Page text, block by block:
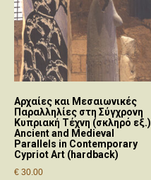
Αρχαίες και Μεσαιωνικές
Παραλληλίες στη Σύγχρονη
Κυπριακή Τέχνη (σκληρό εξ.)
Ancient and Medieval
Parallels in Contemporary
Cypriot Art (hardback)
€ 30.00